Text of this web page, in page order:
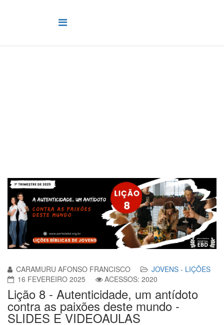
CARAMURU AFONSO FRANCISCO
JOVENS - LIÇÕES
16 FEVEREIRO 2025
ACESSOS: 2020
Lição 8 - Autenticidade, um antídoto
contra as paixões deste mundo -
SLIDES E VIDEOAULAS